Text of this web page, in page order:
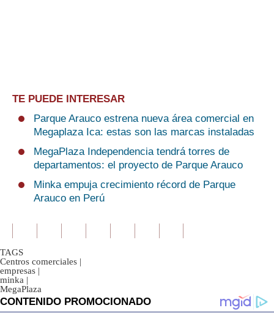
TE PUEDE INTERESAR
Parque Arauco estrena nueva área comercial en
Megaplaza Ica: estas son las marcas instaladas
MegaPlaza Independencia tendrá torres de
departamentos: el proyecto de Parque Arauco
Minka empuja crecimiento récord de Parque
Arauco en Perú
TAGS
Centros comerciales |
empresas |
minka |
MegaPlaza